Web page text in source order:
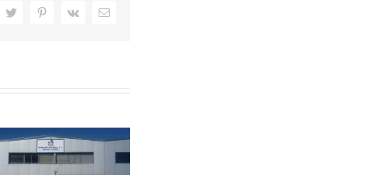
TwitterPinterest
Vk
Correo